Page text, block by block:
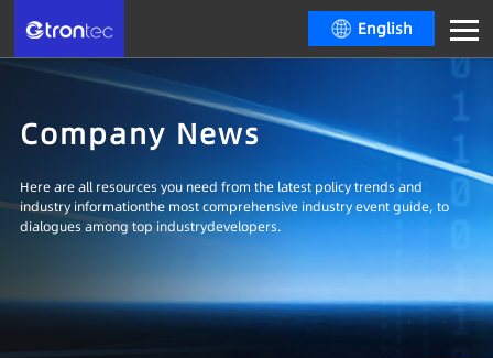
English
Company News
Here are all resources you need from the latest policy trends and
industry informationthe most comprehensive industry event guide, to
dialogues among top industrydevelopers.